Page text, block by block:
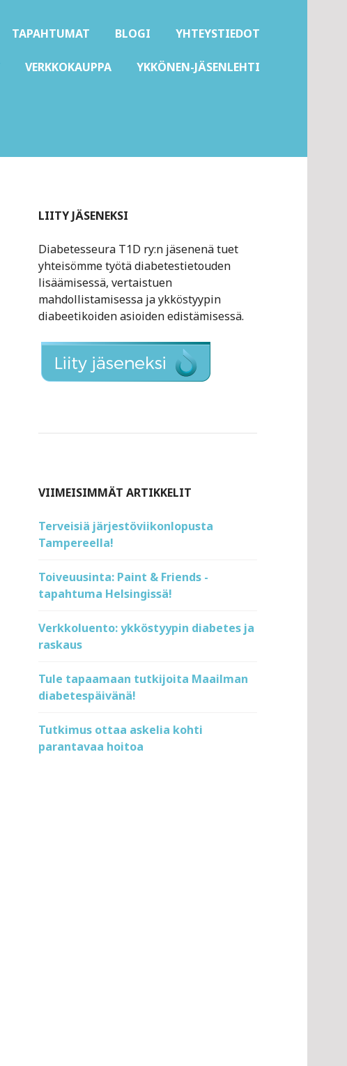
TAPAHTUMAT BLOGI YHTEYSTIEDOT
VERKKOKAUPPA YKKÖNEN-JÄSENLEHTI
LIITY JÄSENEKSI
Diabetesseura T1D ry:n jäsenenä tuet
yhteisömme työtä diabetestietouden
lisäämisessä, vertaistuen
mahdollistamisessa ja ykköstyypin
diabeetikoiden asioiden edistämisessä.
VIIMEISIMMÄT ARTIKKELIT
Terveisiä järjestöviikonlopusta
Tampereella!
Toiveuusinta: Paint & Friends -
tapahtuma Helsingissä!
Verkkoluento: ykköstyypin diabetes ja
raskaus
Tule tapaamaan tutkijoita Maailman
diabetespäivänä!
Tutkimus ottaa askelia kohti
parantavaa hoitoa